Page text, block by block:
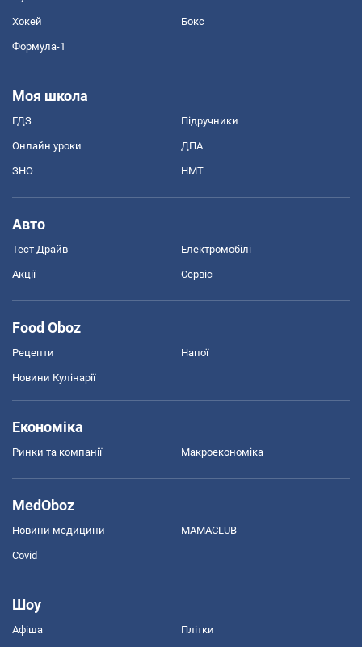
Хокей Бокс
Формула-1
Моя школа
ГДЗ Підручники
Онлайн уроки ДПА
ЗНО НМТ
Авто
Тест Драйв Електромобілі
Акції Сервіс
Food Oboz
Рецепти Напої
Новини Кулінарії
Економіка
Ринки та компанії Макроекономіка
MedOboz
Новини медицини MAMACLUB
Covid
Шоу
Афіша Плітки